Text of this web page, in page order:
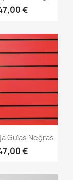
€
rápida
Guías Negras
€